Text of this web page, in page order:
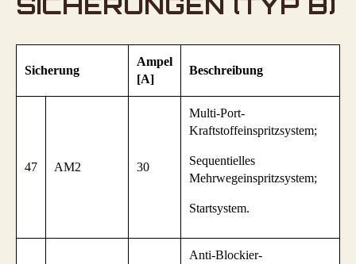
Sicherung
Ampel
[A]
Beschreibung
47 AM2 30
Multi-Port-
Kraftstoffeinspritzsystem;
Sequentielles
Mehrwegeinspritzsystem;
Startsystem.
Anti-Blockier-